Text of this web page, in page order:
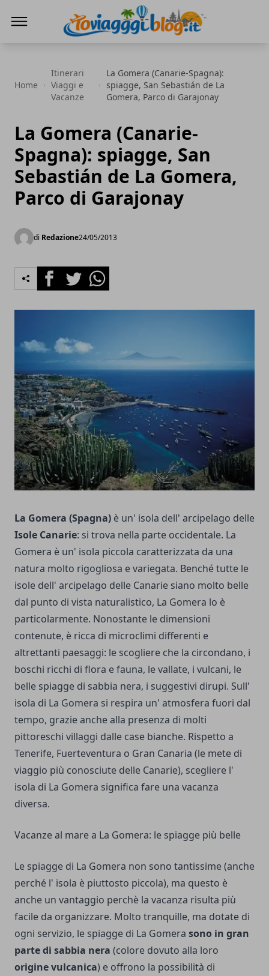
Home
Itinerari
Viaggi e
Vacanze
La Gomera (Canarie-Spagna):
spiagge, San Sebastián de La
Gomera, Parco di Garajonay
La Gomera (Canarie-
Spagna): spiagge, San
Sebastián de La Gomera,
Parco di Garajonay
di Redazione24/05/2013
FacebookTwitterWhatsapp
La Gomera (Spagna) è un' isola dell' arcipelago delle
Isole Canarie: si trova nella parte occidentale. La
Gomera è un' isola piccola caratterizzata da una
natura molto rigogliosa e variegata. Benché tutte le
isole dell' arcipelago delle Canarie siano molto belle
dal punto di vista naturalistico, La Gomera lo è
particolarmente. Nonostante le dimensioni
contenute, è ricca di microclimi differenti e
altrettanti paesaggi: le scogliere che la circondano, i
boschi ricchi di flora e fauna, le vallate, i vulcani, le
belle spiagge di sabbia nera, i suggestivi dirupi. Sull'
isola di La Gomera si respira un' atmosfera fuori dal
tempo, grazie anche alla presenza di molti
pittoreschi villaggi dalle case bianche. Rispetto a
Tenerife, Fuerteventura o Gran Canaria (le mete di
viaggio più conosciute delle Canarie), scegliere l'
isola di La Gomera significa fare una vacanza
diversa.
Vacanze al mare a La Gomera: le spiagge più belle
Le spiagge di La Gomera non sono tantissime (anche
perché l' isola è piuttosto piccola), ma questo è
anche un vantaggio perchè la vacanza risulta più
facile da organizzare. Molto tranquille, ma dotate di
ogni servizio, le spiagge di La Gomera sono in gran
parte di sabbia nera (colore dovuto alla loro
origine vulcanica) e offrono la possibilità di